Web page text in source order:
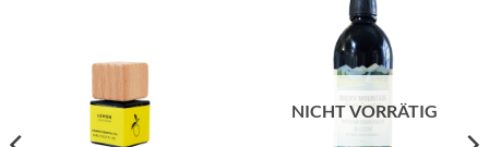
NICHT VORRÄTIG